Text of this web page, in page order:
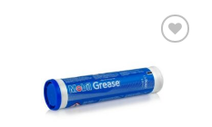
favoritter